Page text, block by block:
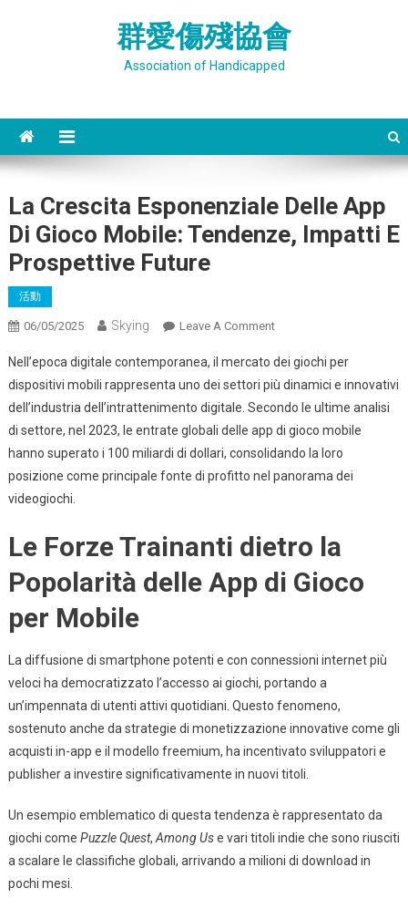
群愛傷殘協會
Association of Handicapped
La Crescita Esponenziale Delle App
Di Gioco Mobile: Tendenze, Impatti E
Prospettive Future
活動
06/05/2025 Skying Leave A CommentOn
Crescita
Esponenziale
Delle
App
Di
Gioco
Impatti
E
Prospettive
Nell’epoca digitale contemporanea, il mercato dei giochi per
dispositivi mobili rappresenta uno dei settori più dinamici e innovativi
dell’industria dell’intrattenimento digitale. Secondo le ultime analisi
di settore, nel 2023, le entrate globali delle app di gioco mobile
hanno superato i 100 miliardi di dollari, consolidando la loro
posizione come principale fonte di profitto nel panorama dei
videogiochi.
Le Forze Trainanti dietro la
Popolarità delle App di Gioco
per Mobile
La diffusione di smartphone potenti e con connessioni internet più
veloci ha democratizzato l’accesso ai giochi, portando a
un’impennata di utenti attivi quotidiani. Questo fenomeno,
sostenuto anche da strategie di monetizzazione innovative come gli
acquisti in-app e il modello freemium, ha incentivato sviluppatori e
publisher a investire significativamente in nuovi titoli.
Un esempio emblematico di questa tendenza è rappresentato da
giochi come Puzzle Quest, Among Use vari titoli indie che sono riusciti
a scalare le classifiche globali, arrivando a milioni di download in
pochi mesi.